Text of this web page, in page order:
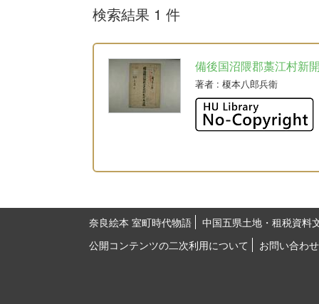
検索結果 1 件
備後国沼隈郡藁江村新
著者 : 榎本八郎兵衛
奈良絵本 室町時代物語
中国五県土地・租税資料
公開コンテンツの二次利用について
お問い合わせ